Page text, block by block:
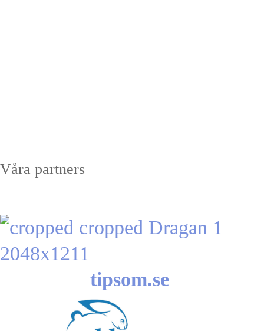
Våra partners
tipsom.se